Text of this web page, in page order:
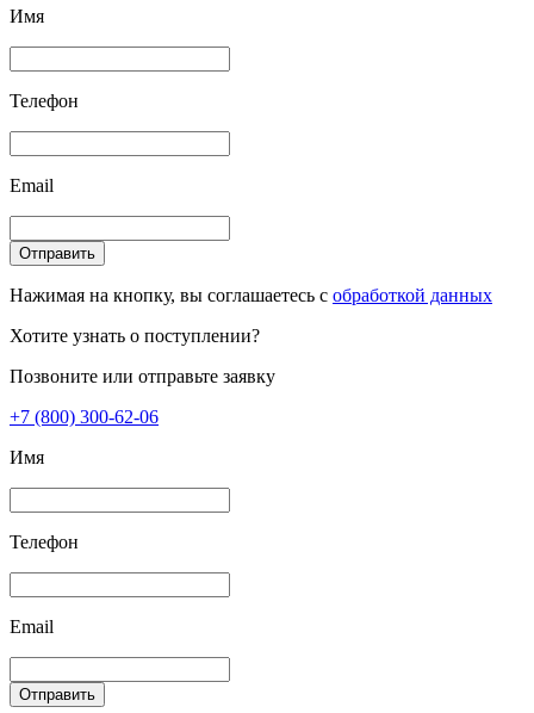
Имя
Телефон
Email
Отправить
Нажимая на кнопку, вы соглашаетесь с обработкой данных
Хотите узнать о поступлении?
Позвоните или отправьте заявку
+7 (800) 300-62-06
Имя
Телефон
Email
Отправить